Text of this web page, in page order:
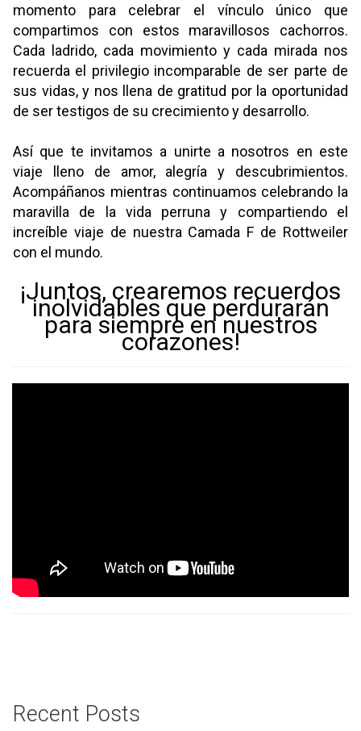
momento para celebrar el vínculo único que
compartimos con estos maravillosos cachorros.
Cada ladrido, cada movimiento y cada mirada nos
recuerda el privilegio incomparable de ser parte de
sus vidas, y nos llena de gratitud por la oportunidad
de ser testigos de su crecimiento y desarrollo.
Así que te invitamos a unirte a nosotros en este
viaje lleno de amor, alegría y descubrimientos.
Acompáñanos mientras continuamos celebrando la
maravilla de la vida perruna y compartiendo el
increíble viaje de nuestra Camada F de Rottweiler
con el mundo.
¡Juntos, crearemos recuerdos
inolvidables que perdurarán
para siempre en nuestros
corazones!
Recent Posts